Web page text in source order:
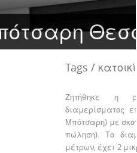
Tags /
Ζητήθηκε η
διαμερίσματος
Μπότσαρη) με
πώληση). Το
μέτρων, έχει 2